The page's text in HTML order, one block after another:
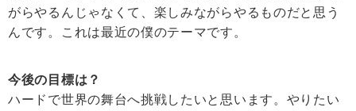
がらやるんじゃなくて、楽しみながらやるものだと思う
んです。これは最近の僕のテーマです。
今後の目標は？
ハードで世界の舞台へ挑戦したいと思います。やりたい